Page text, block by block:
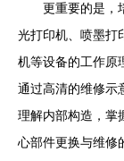
更重要的是，
光打印机、喷墨打
机等设备的工作原
通过高清的维修示
理解内部构造，掌
心部件更换与维修